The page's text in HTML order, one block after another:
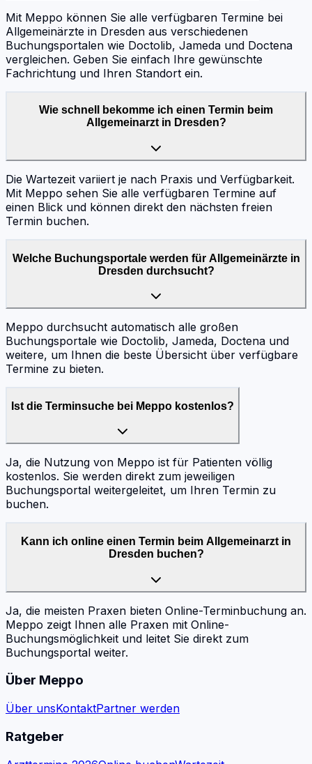
Mit Meppo können Sie alle verfügbaren Termine bei
Allgemeinärzte in Dresden aus verschiedenen
Buchungsportalen wie Doctolib, Jameda und Doctena
vergleichen. Geben Sie einfach Ihre gewünschte
Fachrichtung und Ihren Standort ein.
Wie schnell bekomme ich einen Termin beim
Allgemeinarzt in Dresden?
Die Wartezeit variiert je nach Praxis und Verfügbarkeit.
Mit Meppo sehen Sie alle verfügbaren Termine auf
einen Blick und können direkt den nächsten freien
Termin buchen.
Welche Buchungsportale werden für Allgemeinärzte in
Dresden durchsucht?
Meppo durchsucht automatisch alle großen
Buchungsportale wie Doctolib, Jameda, Doctena und
weitere, um Ihnen die beste Übersicht über verfügbare
Termine zu bieten.
Ist die Terminsuche bei Meppo kostenlos?
Ja, die Nutzung von Meppo ist für Patienten völlig
kostenlos. Sie werden direkt zum jeweiligen
Buchungsportal weitergeleitet, um Ihren Termin zu
buchen.
Kann ich online einen Termin beim Allgemeinarzt in
Dresden buchen?
Ja, die meisten Praxen bieten Online-Terminbuchung an.
Meppo zeigt Ihnen alle Praxen mit Online-
Buchungsmöglichkeit und leitet Sie direkt zum
Buchungsportal weiter.
Über Meppo
Über unsKontaktPartner werden
Ratgeber